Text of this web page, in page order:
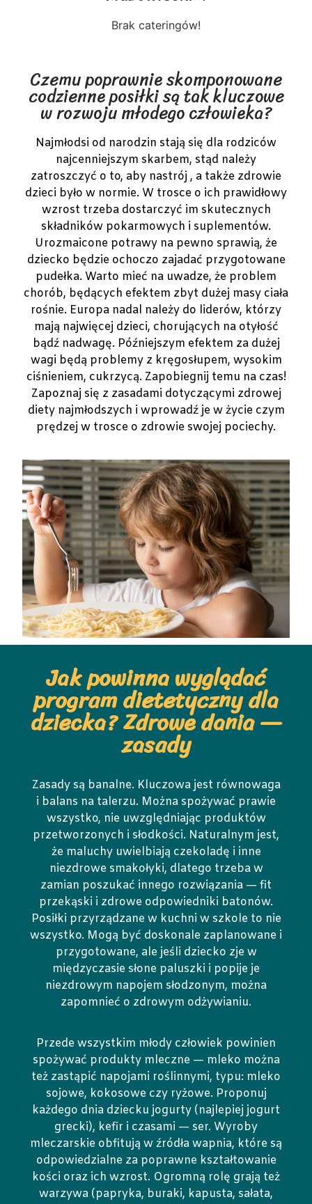
Brak cateringów!
Czemu poprawnie skomponowane
codzienne posiłki są tak kluczowe
w rozwoju młodego człowieka?
Najmłodsi od narodzin stają się dla rodziców
najcenniejszym skarbem, stąd należy
zatroszczyć o to, aby nastrój , a także zdrowie
dzieci było w normie. W trosce o ich prawidłowy
wzrost trzeba dostarczyć im skutecznych
składników pokarmowych i suplementów.
Urozmaicone potrawy na pewno sprawią, że
dziecko będzie ochoczo zajadać przygotowane
pudełka. Warto mieć na uwadze, że problem
chorób, będących efektem zbyt dużej masy ciała
rośnie. Europa nadal należy do liderów, którzy
mają najwięcej dzieci, chorujących na otyłość
bądź nadwagę. Późniejszym efektem za dużej
wagi będą problemy z kręgosłupem, wysokim
ciśnieniem, cukrzycą. Zapobiegnij temu na czas!
Zapoznaj się z zasadami dotyczącymi zdrowej
diety najmłodszych i wprowadź je w życie czym
prędzej w trosce o zdrowie swojej pociechy.
Jak powinna wyglądać
program dietetyczny dla
dziecka? Zdrowe dania —
zasady
Zasady są banalne. Kluczowa jest równowaga
i balans na talerzu. Można spożywać prawie
wszystko, nie uwzględniając produktów
przetworzonych i słodkości. Naturalnym jest,
że maluchy uwielbiają czekoladę i inne
niezdrowe smakołyki, dlatego trzeba w
zamian poszukać innego rozwiązania — fit
przekąski i zdrowe odpowiedniki batonów.
Posiłki przyrządzane w kuchni w szkole to nie
wszystko. Mogą być doskonale zaplanowane i
przygotowane, ale jeśli dziecko zje w
międzyczasie słone paluszki i popije je
niezdrowym napojem słodzonym, można
zapomnieć o zdrowym odżywianiu.
Przede wszystkim młody człowiek powinien
spożywać produkty mleczne — mleko można
też zastąpić napojami roślinnymi, typu: mleko
sojowe, kokosowe czy ryżowe. Proponuj
każdego dnia dziecku jogurty (najlepiej jogurt
grecki), kefir i czasami — ser. Wyroby
mleczarskie obfitują w źródła wapnia, które są
odpowiedzialne za poprawne kształtowanie
kości oraz ich wzrost. Ogromną rolę grają też
warzywa (papryka, buraki, kapusta, sałata,